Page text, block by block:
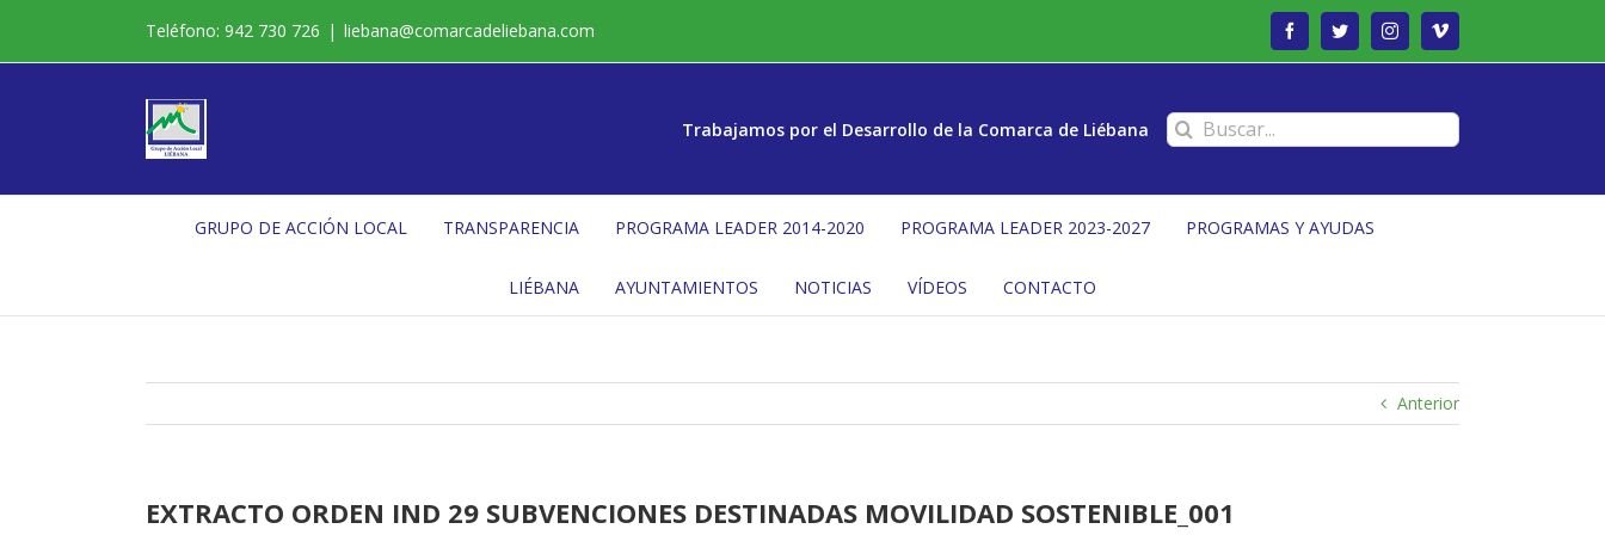
contenido
Teléfono: 942 730 726 | liebana@comarcadeliebana.com FacebookTwitterInstagramVimeo
Trabajamos por el Desarrollo de la Comarca de Liébana Buscar:
GRUPO DE ACCIÓN LOCAL TRANSPARENCIA PROGRAMA LEADER 2014-2020 PROGRAMA LEADER 2023-2027 PROGRAMAS Y AYUDAS
LIÉBANA AYUNTAMIENTOS NOTICIAS VÍDEOS CONTACTO
Anterior
EXTRACTO ORDEN IND 29 SUBVENCIONES DESTINADAS MOVILIDAD SOSTENIBLE_001